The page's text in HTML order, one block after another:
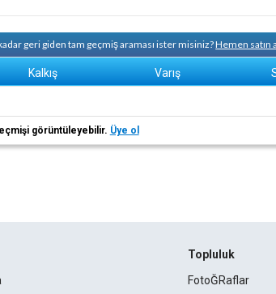
geri giden tam geçmiş araması ister misiniz?Hemen satın
Kalkış Varış
görüntüleyebilir. Üye ol
Topluluk
FotoĞRaflar